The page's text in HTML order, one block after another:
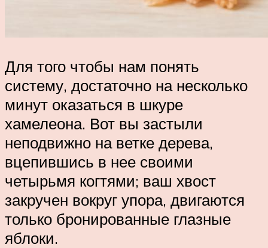
Для того чтобы нам понять
систему, достаточно на несколько
минут оказаться в шкуре
хамелеона. Вот вы застыли
неподвижно на ветке дерева,
вцепившись в нее своими
четырьмя когтями; ваш хвост
закручен вокруг упора, двигаются
только бронированные глазные
яблоки.